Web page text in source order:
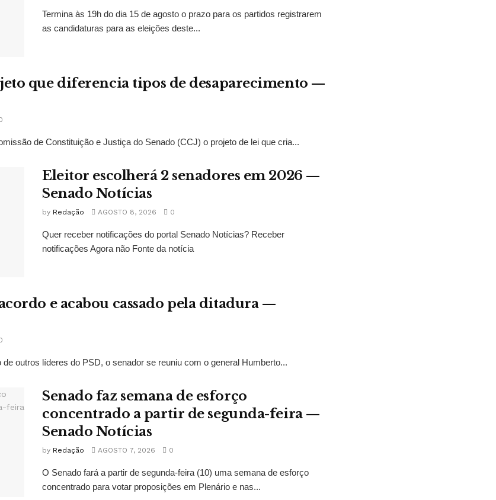
Termina às 19h do dia 15 de agosto o prazo para os partidos registrarem
as candidaturas para as eleições deste...
que diferencia tipos de desaparecimento —
de Constituição e Justiça do Senado (CCJ) o projeto de lei que cria...
Eleitor escolherá 2 senadores em 2026 —
Senado Notícias
by Redação AGOSTO 8, 2026 0
Quer receber notificações do portal Senado Notícias? Receber
notificações Agora não Fonte da notícia
e acabou cassado pela ditadura —
outros líderes do PSD, o senador se reuniu com o general Humberto...
Senado faz semana de esforço
concentrado a partir de segunda-feira —
Senado Notícias
by Redação AGOSTO 7, 2026 0
O Senado fará a partir de segunda-feira (10) uma semana de esforço
concentrado para votar proposições em Plenário e nas...